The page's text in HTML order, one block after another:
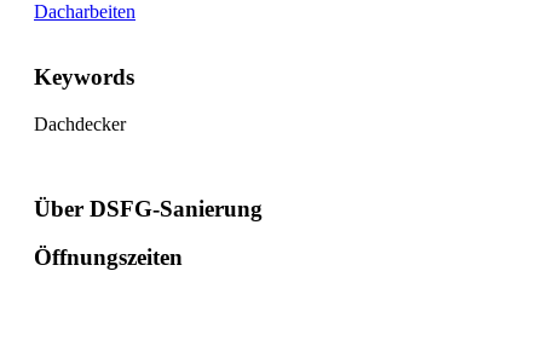
Dacharbeiten
Keywords
Dachdecker
Über DSFG-Sanierung
Öffnungszeiten